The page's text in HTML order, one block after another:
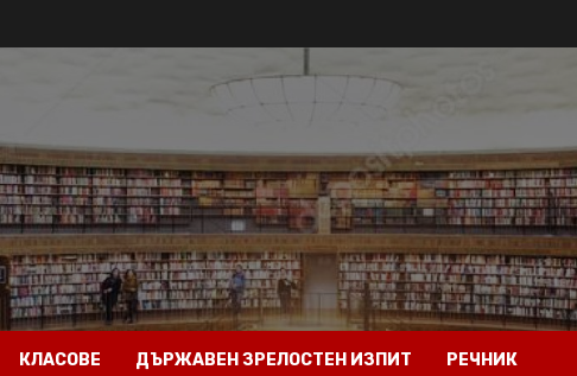
КЛАСОВЕ ДЪРЖАВЕН ЗРЕЛОСТЕН ИЗПИТ РЕЧНИК